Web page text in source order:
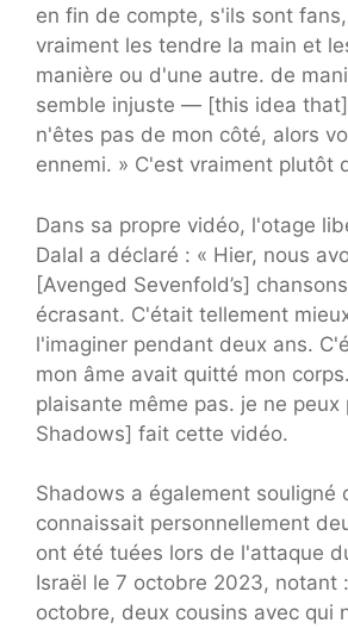
en fin de compte, s'ils sont
vraiment les tendre la main et
manière ou d'une autre. de
semble injuste — [this idea that]
n'êtes pas de mon côté, alors
ennemi. » C'est vraiment plutôt
Dans sa propre vidéo, l'otage
Dalal a déclaré : « Hier, nous
[Avenged Sevenfold’s]
écrasant. C'était tellement
l'imaginer pendant deux ans.
mon âme avait quitté mon
plaisante même pas. je ne peux
Shadows] fait cette vidéo.
Shadows a également souligné
connaissait personnellement
ont été tuées lors de l'attaque
Israël le 7 octobre 2023, notant
octobre, deux cousins avec qui